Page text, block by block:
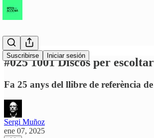
Suscribirse Iniciar sesión
#025 1001 Discos per
Fa 25 anys del llibre de referència
Sergi Muñoz
ene 07, 2025